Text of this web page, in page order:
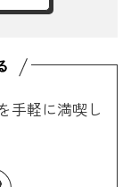
手軽に満喫し